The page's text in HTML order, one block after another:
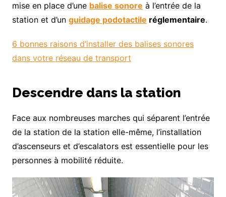
mise en place d’une balise sonore à l’entrée de la
station et d’un guidage podotactile réglementaire.
6 bonnes raisons d’installer des balises sonores
dans votre réseau de transport
Descendre dans la station
Face aux nombreuses marches qui séparent l’entrée
de la station de la station elle-même, l’installation
d’ascenseurs et d’escalators est essentielle pour les
personnes à mobilité réduite.